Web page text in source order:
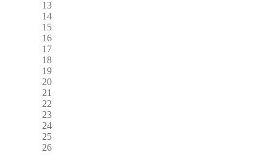
13
14
15
16
17
18
19
20
21
22
23
24
25
26